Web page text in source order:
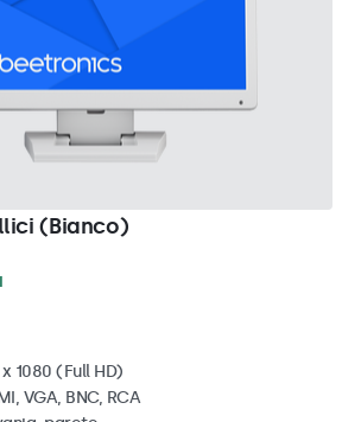
(Bianco)
1080 (Full HD)
VGA, BNC, RCA